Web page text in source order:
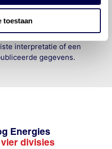
toestaan
op een
uitgever en
claim en schade
interpretatie of een
gegevens.
Energies
vier divisies